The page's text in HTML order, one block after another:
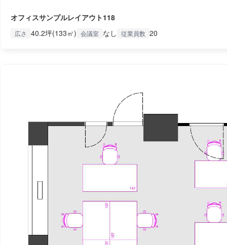
オフィスサンプルレイアウト118
広さ 40.2坪(133㎡) 会議室 なし 従業員数 20